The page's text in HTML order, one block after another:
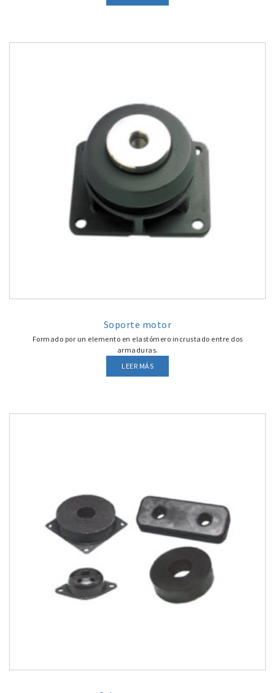
Soporte motor
Formado por un elemento en elastómero incrustado entre dos
armaduras.
LEER MÁS